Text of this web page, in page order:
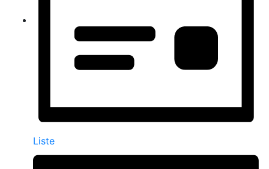
Liste